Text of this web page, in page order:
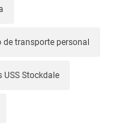
transporte personal
USS Stockdale